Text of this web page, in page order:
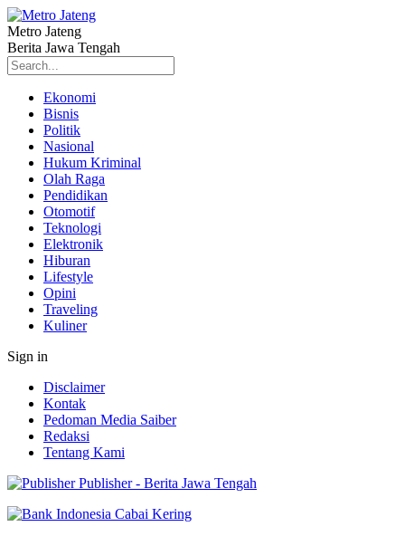
Metro Jateng
Berita Jawa Tengah
Ekonomi
Bisnis
Politik
Nasional
Hukum Kriminal
Olah Raga
Pendidikan
Otomotif
Teknologi
Elektronik
Hiburan
Lifestyle
Opini
Traveling
Kuliner
Sign in
Disclaimer
Kontak
Pedoman Media Saiber
Redaksi
Tentang Kami
Publisher - Berita Jawa Tengah